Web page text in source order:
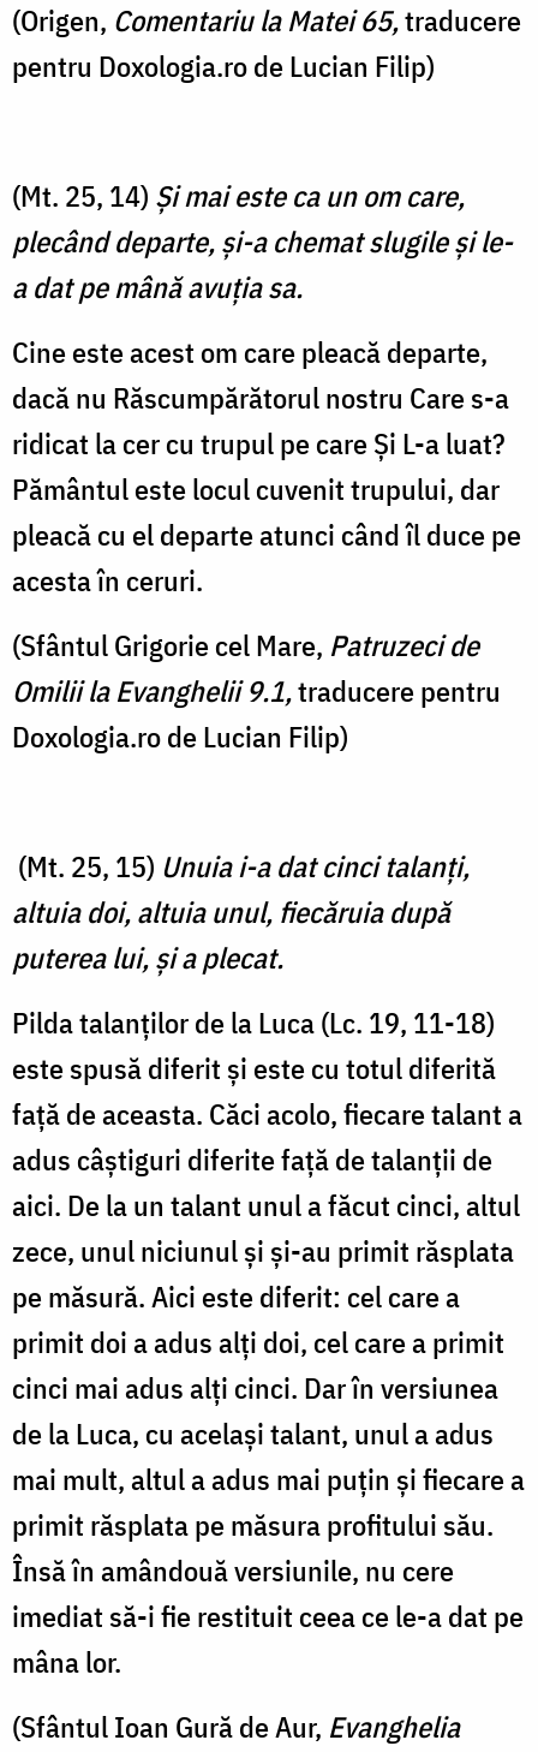
(Origen, Comentariu la Matei 65,traducere
pentru Doxologia.ro de Lucian Filip)
(Mt. 25, 14) Şi mai este ca un om care,
plecând departe, şi-a chemat slugile şi le-
a dat pe mână avuţia sa.
Cine este acest om care pleacă departe,
dacă nu Răscumpărătorul nostru Care s-a
ridicat la cer cu trupul pe care Și L-a luat?
Pământul este locul cuvenit trupului, dar
pleacă cu el departe atunci când îl duce pe
acesta în ceruri.
(Sfântul Grigorie cel Mare, Patruzeci de
Omilii la Evanghelii 9.1,traducere pentru
Doxologia.ro de Lucian Filip)
(Mt. 25, 15) Unuia i-a dat cinci talanţi,
altuia doi, altuia unul, fiecăruia după
puterea lui, şi a plecat.
Pilda talanților de la Luca (Lc. 19, 11-18)
este spusă diferit și este cu totul diferită
față de aceasta. Căci acolo, fiecare talant a
adus câștiguri diferite față de talanții de
aici. De la un talant unul a făcut cinci, altul
zece, unul niciunul și și-au primit răsplata
pe măsură. Aici este diferit: cel care a
primit doi a adus alți doi, cel care a primit
cinci mai adus alți cinci. Dar în versiunea
de la Luca, cu același talant, unul a adus
mai mult, altul a adus mai puțin și fiecare a
primit răsplata pe măsura profitului său.
Însă în amândouă versiunile, nu cere
imediat să-i fie restituit ceea ce le-a dat pe
mâna lor.
(Sfântul Ioan Gură de Aur, Evanghelia